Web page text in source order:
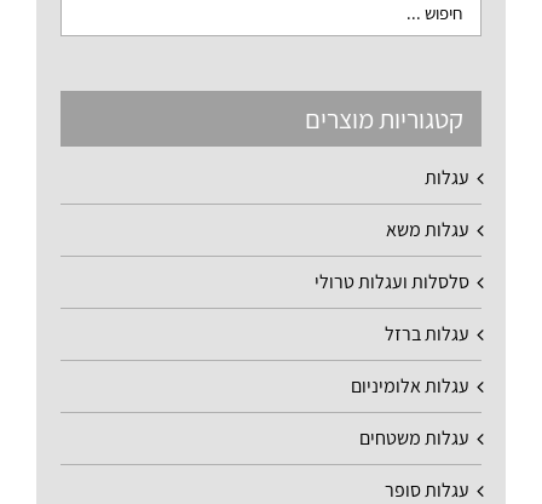
קטגוריות מוצרים
עגלות
עגלות משא
סלסלות ועגלות טרולי
עגלות ברזל
עגלות אלומיניום
עגלות משטחים
עגלות סופר